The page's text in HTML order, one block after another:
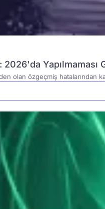
Yapılmaması
olan özgeçmiş hatalarından